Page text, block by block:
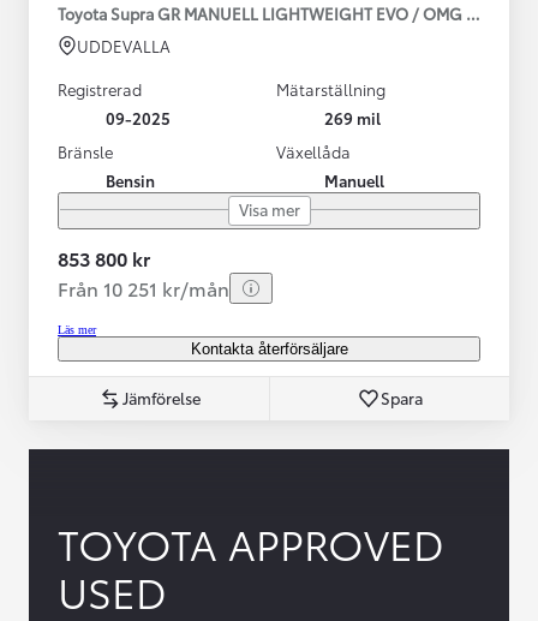
Toyota Supra GR MANUELL LIGHTWEIGHT EVO / OMG LEV!
UDDEVALLA
Registrerad
09-2025
Mätarställning
269 mil
Bränsle
Bensin
Växellåda
Manuell
Visa mer
853 800 kr
Från 10 251 kr/mån
Läs mer
Kontakta återförsäljare
Jämförelse Spara
TOYOTA APPROVED
USED